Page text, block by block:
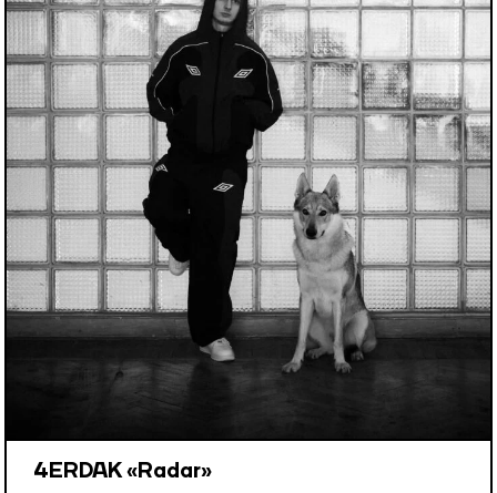
4ERDAK «Radar»